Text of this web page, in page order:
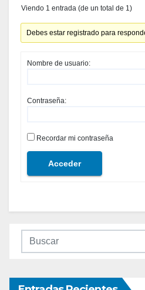
Viendo 1 entrada (de un total de 1)
Debes estar registrado para
Nombre de usuario:
Contraseña:
Recordar mi contraseña
Acceder